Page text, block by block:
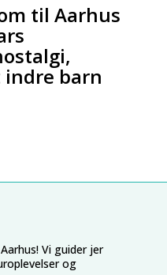
til Aarhus
barn
Vi guider jer
og